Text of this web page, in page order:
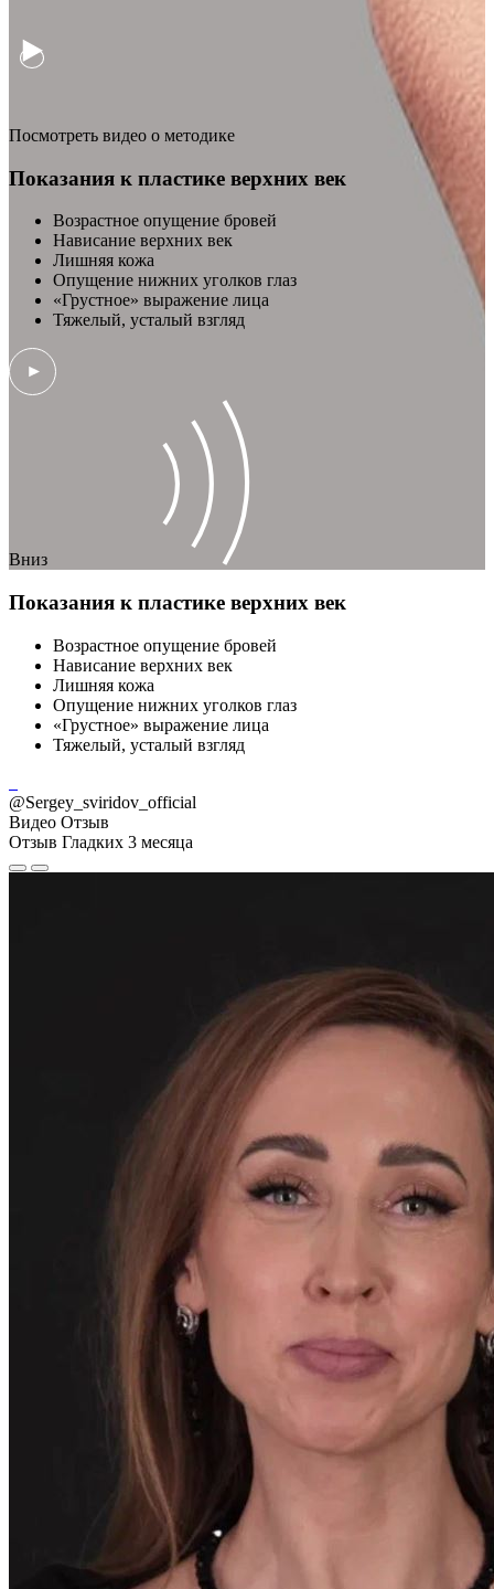
Посмотреть видео о методике
Показания к пластике верхних век
Возрастное опущение бровей
Нависание верхних век
Лишняя кожа
Опущение нижних уголков глаз
«Грустное» выражение лица
Тяжелый, усталый взгляд
Вниз
Показания к пластике верхних век
Возрастное опущение бровей
Нависание верхних век
Лишняя кожа
Опущение нижних уголков глаз
«Грустное» выражение лица
Тяжелый, усталый взгляд
@Sergey_sviridov_official
Видео Отзыв
Отзыв Гладких 3 месяца